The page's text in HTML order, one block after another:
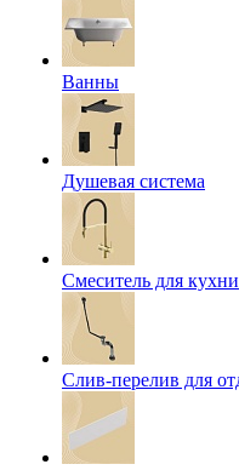
Ванны
Душевая система
Смеситель для кухни
Слив-перелив для